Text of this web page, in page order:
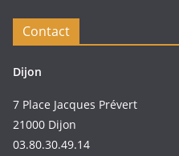
Contact
Dijon
7 Place Jacques Prévert
21000 Dijon
03.80.30.49.14